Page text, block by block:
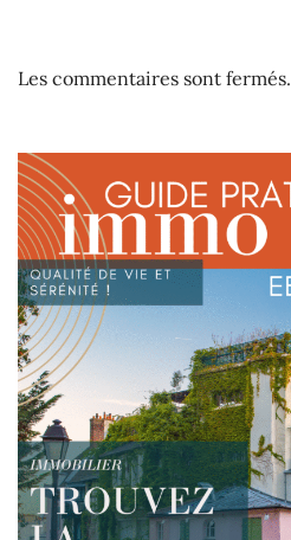
Les commentaires sont fermés.